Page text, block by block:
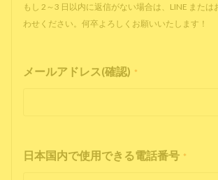
もし 2～3 日以内に返信がない場合は、LINE また
わせください。何卒よろしくお願いいたします！
メールアドレス(確認) *
日本国内で使用できる電話番号 *